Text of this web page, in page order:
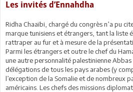
Les invités d’Ennahdha
Ridha Chaaïbi, chargé du congrès n’a pu
marque tunisiens et étrangers, tant la liste
rattraper au fur et à mesure de la
Parmi les étrangers et outre le chef du
une autre personnalité palestinienne
délégations de tous les pays arabes (y
l’exception de la Somalie et de nombreux
américains. Les chefs des missions